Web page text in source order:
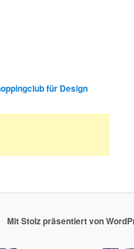
Mit Stolz präsentiert von